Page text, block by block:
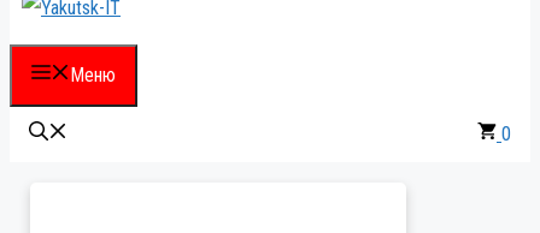
Меню
0